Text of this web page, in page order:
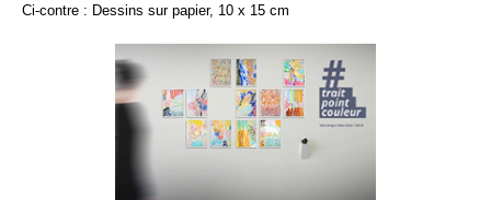
Ci-contre : Dessins sur papier, 10 x 15 cm